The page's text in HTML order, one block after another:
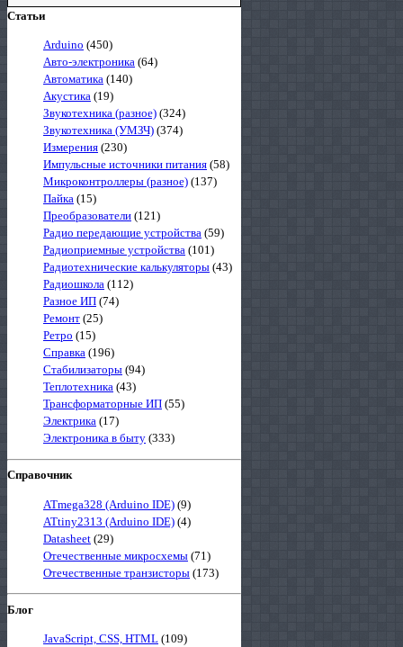
Статьи
Arduino (450)
Авто-электроника (64)
Автоматика (140)
Акустика (19)
Звукотехника (разное) (324)
Звукотехника (УМЗЧ) (374)
Измерения (230)
Импульсные источники питания (58)
Микроконтроллеры (разное) (137)
Пайка (15)
Преобразователи (121)
Радио передающие устройства (59)
Радиоприемные устройства (101)
Радиотехнические калькуляторы (43)
Радиошкола (112)
Разное ИП (74)
Ремонт (25)
Ретро (15)
Справка (196)
Стабилизаторы (94)
Теплотехника (43)
Трансформаторные ИП (55)
Электрика (17)
Электроника в быту (333)
Справочник
ATmega328 (Arduino IDE) (9)
ATtiny2313 (Arduino IDE) (4)
Datasheet (29)
Отечественные микросхемы (71)
Отечественные транзисторы (173)
Блог
JavaScript, CSS, HTML (109)